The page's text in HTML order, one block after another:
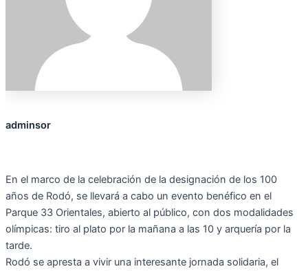
adminsor
En el marco de la celebración de la designación de los 100
años de Rodó, se llevará a cabo un evento benéfico en el
Parque 33 Orientales, abierto al público, con dos modalidades
olímpicas: tiro al plato por la mañana a las 10 y arquería por la
tarde.
Rodó se apresta a vivir una interesante jornada solidaria, el